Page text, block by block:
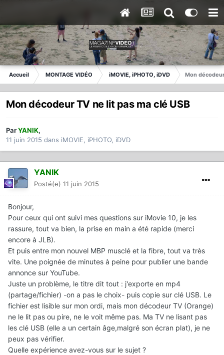
Accueil MONTAGE VIDÉO iMOVIE, iPHOTO, iDVD Mon
Mon décodeur TV ne lit pas ma clé USB
ParYANIK,
11 juin 2015 dans iMOVIE, iPHOTO, iDVD
YANIK
Posté(e) 11 juin 2015
Bonjour,
Pour ceux qui ont suivi mes questions sur iMovie 10, je les
rassure, tout va bien, la prise en main a été rapide (merci
encore à JLB).
Et puis entre mon nouvel MBP musclé et la fibre, tout va très
vite. Une poignée de minutes à peine pour publier une bande
annonce sur YouTube.
Juste un problème, le titre dit tout : j'exporte en mp4
(partage/fichier) -on a pas le choix- puis copie sur clé USB. Le
fichier est lisible sur mon ordi, mais mon décodeur TV (Orange)
ne le lit pas ou pire, ne le voit même pas. Ma TV ne lisant pas
les clé USB (elle a un certain âge,malgré son écran plat), je ne
peux pas vérifier.
Quelle expérience avez-vous sur le sujet ?